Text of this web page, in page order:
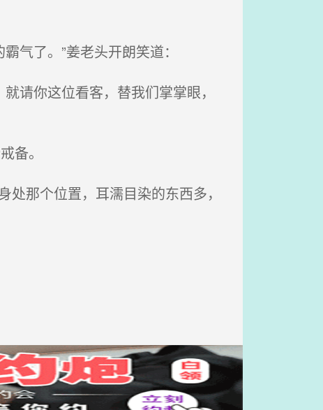
气了。”姜老头开朗笑道：
请你这位看客，替我们掌掌眼，
备。
那个位置，耳濡目染的东西多，